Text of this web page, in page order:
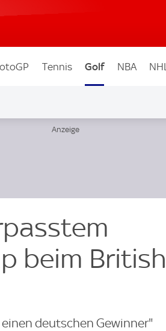
Tennis Golf NBA NHL
beim British
deutschen Gewinner"